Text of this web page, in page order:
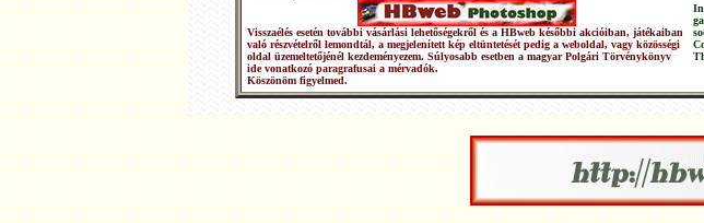
Visszaélés esetén további vásárlási lehetőségekről és a HBweb későbbi akcióiban, játékaiban
való részvételről lemondtál, a megjelenített kép eltüntetését pedig a weboldal, vagy közösségi
oldal üzemeltetőjénél kezdeményezem. Súlyosabb esetben a magyar Polgári Törvénykönyv
ide vonatkozó paragrafusai a mérvadók.
Köszönöm figyelmed.
In